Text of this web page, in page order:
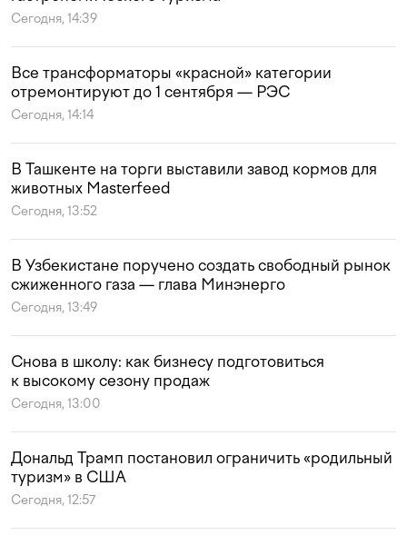
Сегодня, 14:39
Все трансформаторы «красной» категории
отремонтируют до 1 сентября — РЭС
Сегодня, 14:14
В Ташкенте на торги выставили завод кормов для
животных Masterfeed
Сегодня, 13:52
В Узбекистане поручено создать свободный рынок
сжиженного газа — глава Минэнерго
Сегодня, 13:49
Снова в школу: как бизнесу подготовиться
к высокому сезону продаж
Сегодня, 13:00
Дональд Трамп постановил ограничить «родильный
туризм» в США
Сегодня, 12:57